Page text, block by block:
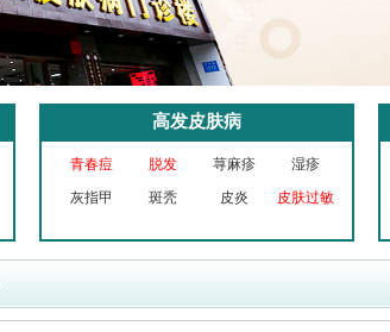
高发皮肤病
青春痘 脱发 荨麻疹
湿疹
灰指甲
斑秃 皮炎 皮肤过敏